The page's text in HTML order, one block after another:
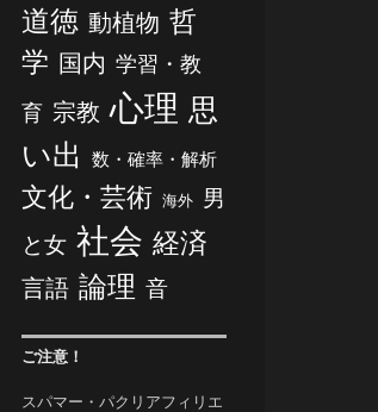
道徳 動植物 哲
学 国内 学習・教
育 宗教 心理 思
い出
数・確率・解析
文化・芸術 海外 男
と女 社会 経済
言語 論理 音
ご注意！
スパマー・パクリアフィリエ